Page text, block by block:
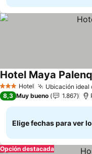
3 Estrellas
Hotel Ubicación ideal
Hotel Maya
8,3 Muy bueno 1.867
Elige fechas para ver
Opción destacada